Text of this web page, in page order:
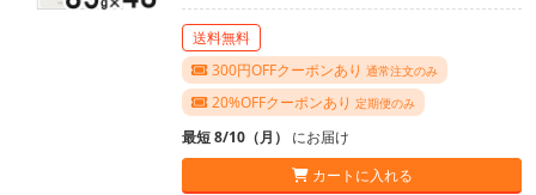
送料無料
300円OFFクーポンあり 通常注文のみ
20%OFFクーポンあり 定期便のみ
最短 8/10（月） にお届け
カートに入れる